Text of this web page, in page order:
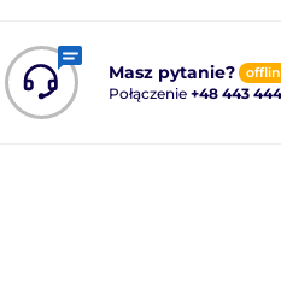
Masz pytanie?
Połączenie +48 443